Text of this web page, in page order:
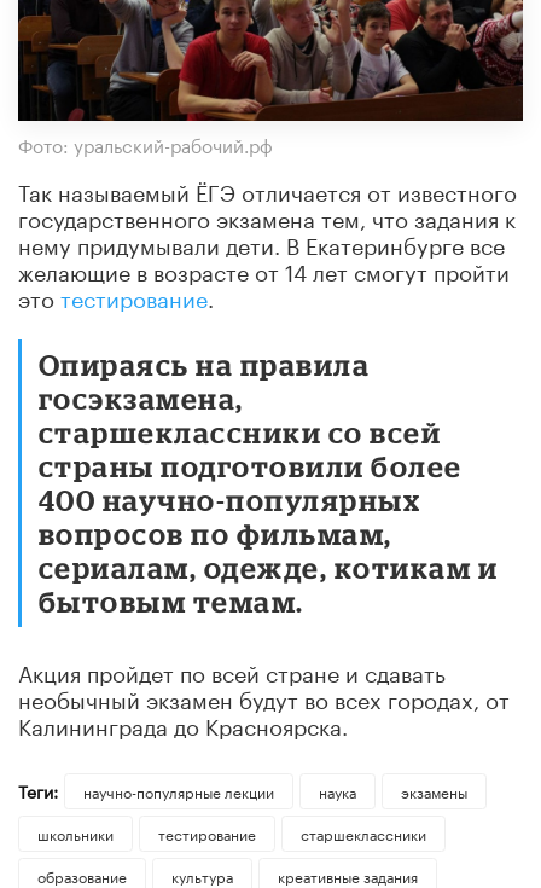
Фото: уральский-рабочий.рф
Так называемый ЁГЭ отличается от известного
государственного экзамена тем, что задания к
нему придумывали дети. В Екатеринбурге все
желающие в возрасте от 14 лет смогут пройти
этотестирование
Опираясь на правила
госэкзамена,
старшеклассники со всей
страны подготовили более
400 научно-популярных
вопросов по фильмам,
сериалам, одежде, котикам и
бытовым темам.
Акция пройдет по всей стране и сдавать
необычный экзамен будут во всех городах, от
Калининграда до Красноярска.
Теги: научно-популярные лекции наука
экзамены
школьники
тестирование
старшеклассники
образование
культура
креативные задания